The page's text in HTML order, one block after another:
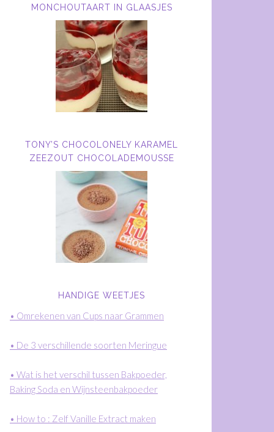
MONCHOUTAART IN GLAASJES
TONY’S CHOCOLONELY KARAMEL
ZEEZOUT CHOCOLADEMOUSSE
HANDIGE WEETJES
• Omrekenen van Cups naar Grammen
• De 3 verschillende soorten Meringue
• Wat is het verschil tussen Bakpoeder,
Baking Soda en Wijnsteenbakpoeder
• How to : Zelf Vanille Extract maken